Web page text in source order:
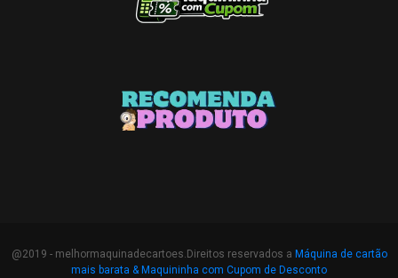
@2019 - melhormaquinadecartoes.Direitos reservados a Máquina de cartão
mais barata & Maquininha com Cupom de Desconto